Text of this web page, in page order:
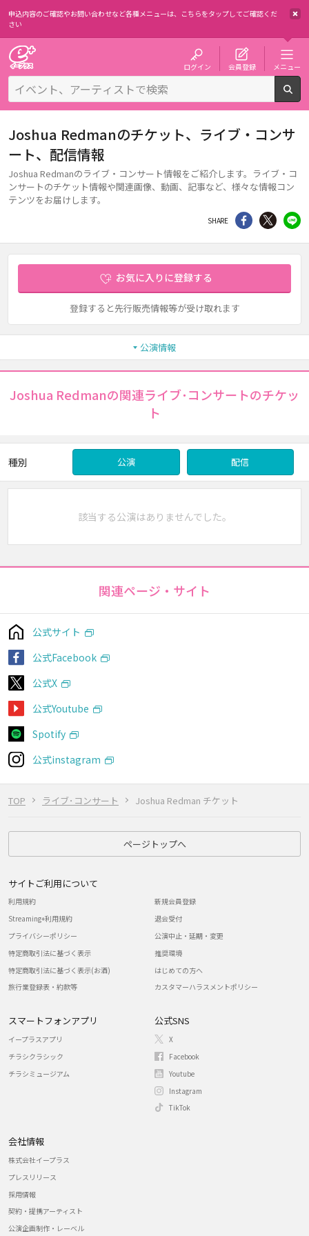
申込内容のご確認やお問い合わせなど各種メニューは、 こちらをタップしてご確認くだ
さい
ログイン 会員登録 メニュー
TOP ライブ･コンサート Joshua Redman チケット
Joshua Redmanのチケット、ライブ・コンサ
ート、配信情報
Joshua Redmanのライブ・コンサート情報をご紹介します。ライブ・コ
ンサートのチケット情報や関連画像、動画、記事など、様々な情報コン
テンツをお届けします。
SHARE シェア Twitter
お気に入りに登録する
登録すると先行販売情報等が受け取れます
公演情報
Joshua Redmanの関連ライブ･コンサートのチケッ
ト
種別 公演 配信
該当する公演はありませんでした。
関連ページ・サイト
公式サイト
公式Facebook
公式X
公式Youtube
Spotify
公式instagram
ページトップへ
サイトご利用について
利用規約
Streaming+利用規約
プライバシーポリシー
特定商取引法に基づく表示
特定商取引法に基づく表示(お酒)
旅行業登録表・約款等
新規会員登録
退会受付
公演中止・延期・変更
推奨環境
はじめての方へ
カスタマーハラスメントポリシー
スマートフォンアプリ
イープラスアプリ
チラシクラシック
チラシミュージアム
公式SNS
X
Facebook
Youtube
Instagram
TikTok
会社情報
株式会社イープラス
プレスリリース
採用情報
契約・提携アーティスト
公演企画制作・レーベル